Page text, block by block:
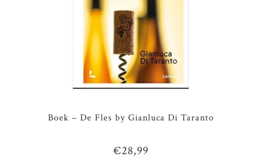
Boek – De Fles by Gianluca Di Taranto
€28,99